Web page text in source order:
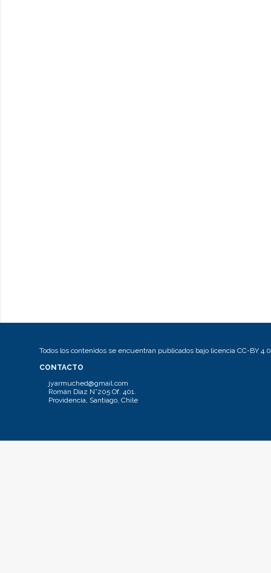
Todos los contenidos se encuentran publicados bajo licencia CC-BY 4.0
CONTACTO
jyarmuched@gmail.com
Román Díaz N°205 Of. 401.
Providencia, Santiago, Chile